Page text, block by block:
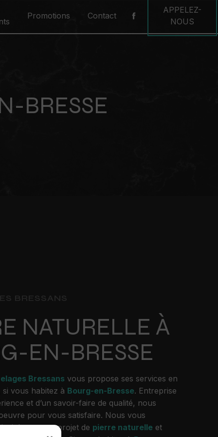
Promotions Contact
APPELEZ-
NOUS
BRESSE
BRESSANS
NATURELLE À
EN-BRESSE
Bressans vous propose ses services en
si vous habitez à Bourg-en-Bresse. Entreprise
et d’un savoir-faire de qualité, nous
pour vous satisfaire. Nous vous
dans votre projet de pierre naturelle et